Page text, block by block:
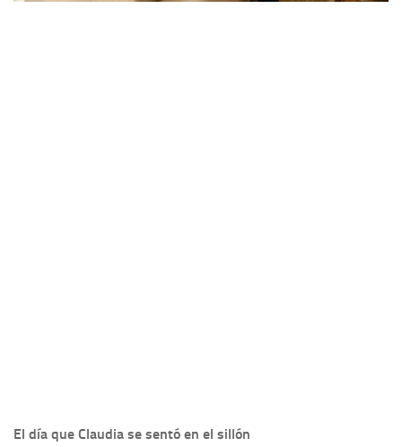
El día que Claudia se sentó en el sillón